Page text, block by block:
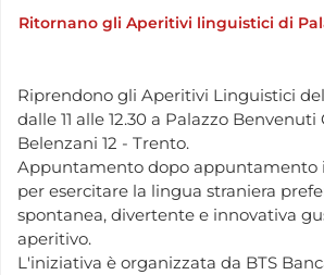
Ritornano gli Aperitivi linguistici di
Riprendono gli Aperitivi Linguistici
dalle 11 alle 12.30 a Palazzo Benvenuti
Belenzani 12 - Trento.
Appuntamento dopo appuntamento
per esercitare la lingua straniera
spontanea, divertente e innovativa
aperitivo.
L'iniziativa è organizzata da BTS